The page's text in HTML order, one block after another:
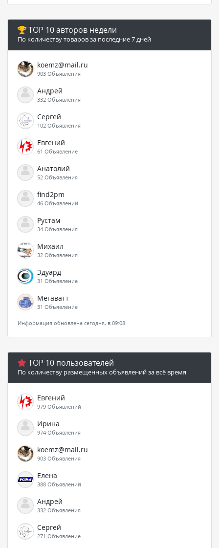
TOP 10 авторов недели
По количеству товаров за последние 7 дней
koemz@mail.ru
903 Объявления
Андрей
332 Объявления
Сергей
102 Объявления
Евгений
61 Объявление
Анатолий
52 Объявления
find2pm
46 Объявлений
Рустам
34 Объявления
Михаил
32 Объявления
Эдуард
31 Объявление
Мегаватт
31 Объявление
Информация обновлена сегодня, в 09:08
TOP 10 пользователей
По количеству размещенных объявлений за всё время
Евгений
979 Объявлений
Ирина
974 Объявления
koemz@mail.ru
903 Объявления
Елена
388 Объявлений
Андрей
332 Объявления
Сергей
271 Объявление